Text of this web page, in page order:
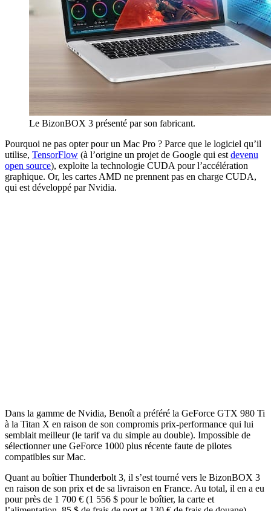
Le BizonBOX 3 présenté par son fabricant.
Pourquoi ne pas opter pour un Mac Pro ? Parce que le logiciel qu’il
utilise, TensorFlow (à l’origine un projet de Google qui est devenu
open source), exploite la technologie CUDA pour l’accélération
graphique. Or, les cartes AMD ne prennent pas en charge CUDA,
qui est développé par Nvidia.
Dans la gamme de Nvidia, Benoît a préféré la GeForce GTX 980 Ti
à la Titan X en raison de son compromis prix-performance qui lui
semblait meilleur (le tarif va du simple au double). Impossible de
sélectionner une GeForce 1000 plus récente faute de pilotes
compatibles sur Mac.
Quant au boîtier Thunderbolt 3, il s’est tourné vers le BizonBOX 3
en raison de son prix et de sa livraison en France. Au total, il en a eu
pour près de 1 700 € (1 556 $ pour le boîtier, la carte et